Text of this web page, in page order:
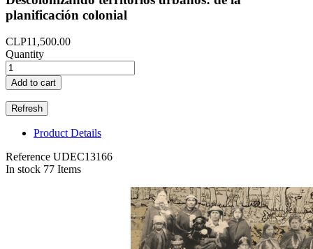
planificación colonial
CLP11,500.00
Quantity
Add to cart
Product Details
Reference UDEC13166
In stock 77 Items